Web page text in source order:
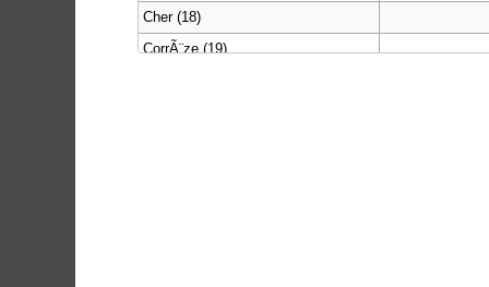
Cher (18)
CorrÃ¨ze (19)